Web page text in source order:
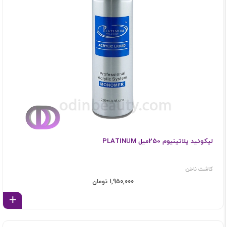
لیکوئید پلاتینیوم 250میل PLATINUM
کاشت ناخن
1,950,000 تومان